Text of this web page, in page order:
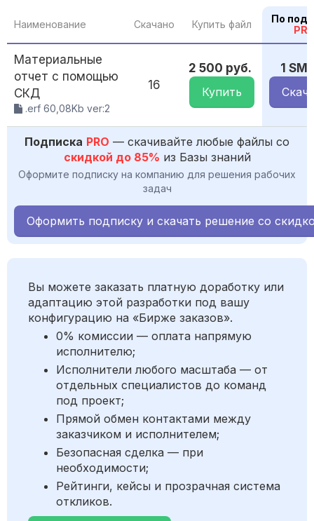
Наименование Скачано Купить файл
По
Материальные
отчет с помощью
СКД
.erf 60,08Kb ver:2
16
2 500 руб.
Купить
1 SM
Подписка PRO — скачивайте любые файлы со
скидкой до 85% из Базы знаний
Оформите подписку на компанию для решения рабочих
задач
Оформить подписку и скачать решение со
Вы можете заказать платную доработку или
адаптацию этой разработки под вашу
конфигурацию на «Бирже заказов».
0% комиссии — оплата напрямую
исполнителю;
Исполнители любого масштаба — от
отдельных специалистов до команд
под проект;
Прямой обмен контактами между
заказчиком и исполнителем;
Безопасная сделка — при
необходимости;
Рейтинги, кейсы и прозрачная система
откликов.